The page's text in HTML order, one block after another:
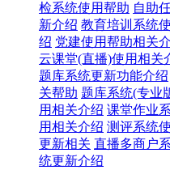
检系统使用帮助 自助
新介绍 教育培训系统
绍 党建使用帮助相关
云课堂(直播)使用相关
题库系统更新功能介绍
关帮助 题库系统(专业
用相关介绍 课堂作业
用相关介绍 测评系统
更新相关 直播多商户
统更新介绍